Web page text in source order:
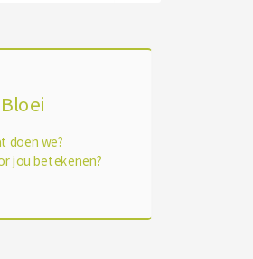
doen we?
jou betekenen?